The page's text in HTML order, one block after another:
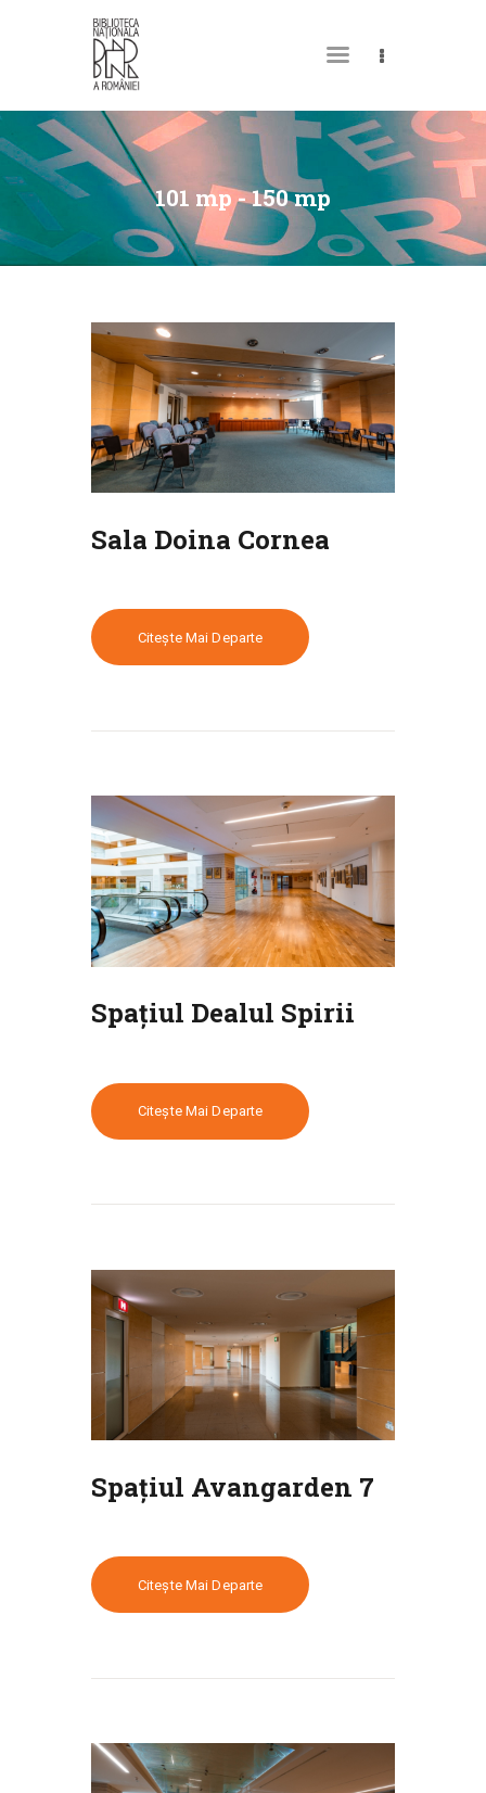
101 mp - 150 mp
DESPRE NOI
PERMISUL MEU DE
BIBLIOTECĂ
CATALOAGE ȘI
COLECȚII
EVENIMENTE
CULTURALE
SPAȚII
NOUTĂȚI
Sala Doina Cornea
Citește Mai Departe
Spațiul Dealul Spirii
Citește Mai Departe
Spațiul Avangarden 7
Citește Mai Departe